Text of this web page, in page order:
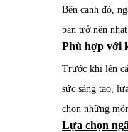
Bên cạnh đó,
bạn trở nên nhạt
Phù hợp với
Trước khi lên
sức sáng tạo,
chọn những
Lựa chọn